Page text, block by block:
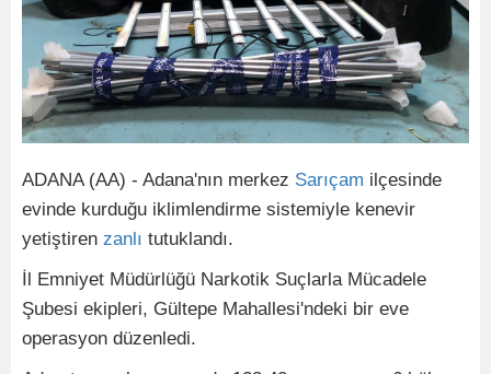
ADANA (AA) - Adana'nın merkez Sarıçam ilçesinde
evinde kurduğu iklimlendirme sistemiyle kenevir
yetiştiren zanlı tutuklandı.
İl Emniyet Müdürlüğü Narkotik Suçlarla Mücadele
Şubesi ekipleri, Gültepe Mahallesi'ndeki bir eve
operasyon düzenledi.